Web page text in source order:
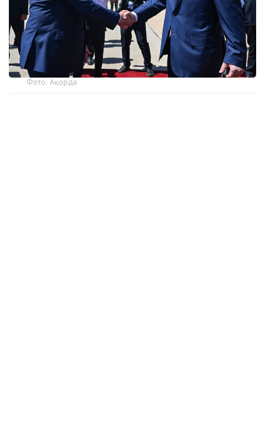
Фото: Ақорда